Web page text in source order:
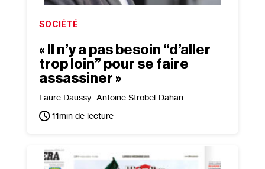
SOCIÉTÉ
« Il n’y a pas besoin “d’aller
trop loin” pour se faire
assassiner »
Laure Daussy Antoine Strobel-Dahan
11min de lecture